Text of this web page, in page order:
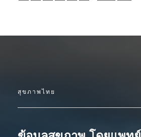
สุขภาพไทย